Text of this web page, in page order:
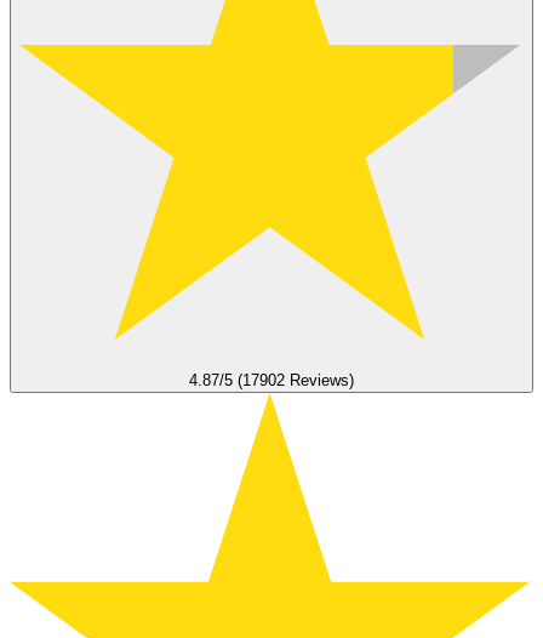
4.87/5 (17902 Reviews)